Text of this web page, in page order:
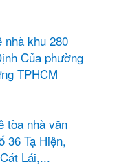
nhà khu 280
Của phường
TPHCM
tòa nhà văn
36 Tạ Hiện,
Lái,...